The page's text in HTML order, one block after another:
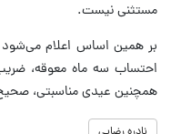
مستثنی نیست.
️بر همین اساس اعلام می‌شود
همچنین عیدی مناسبتی،